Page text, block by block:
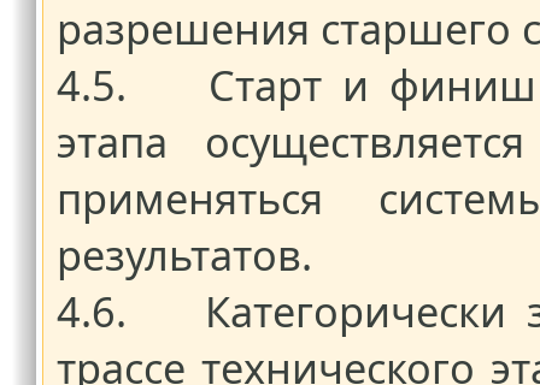
разрешения старшего
4.5. Старт и финиш
этапа
применяться
результатов.
4.6. Категорически
трассе технического